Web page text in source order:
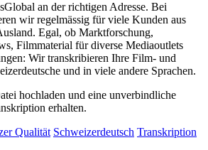
an der richtigen Adresse. Bei
wir regelmässig für viele Kunden aus
Egal, ob Marktforschung,
Filmmaterial für diverse Mediaoutlets
Wir transkribieren Ihre Film- und
und in viele andere Sprachen.
hochladen und eine unverbindliche
erhalten.
Qualität Schweizerdeutsch Transkription